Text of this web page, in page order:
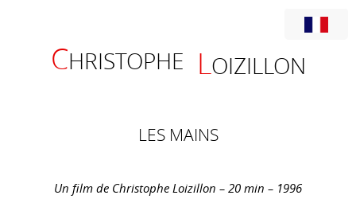
CHRISTOPHE LOIZILLON
LES MAINS
Un film de Christophe Loizillon – 20 min – 1996